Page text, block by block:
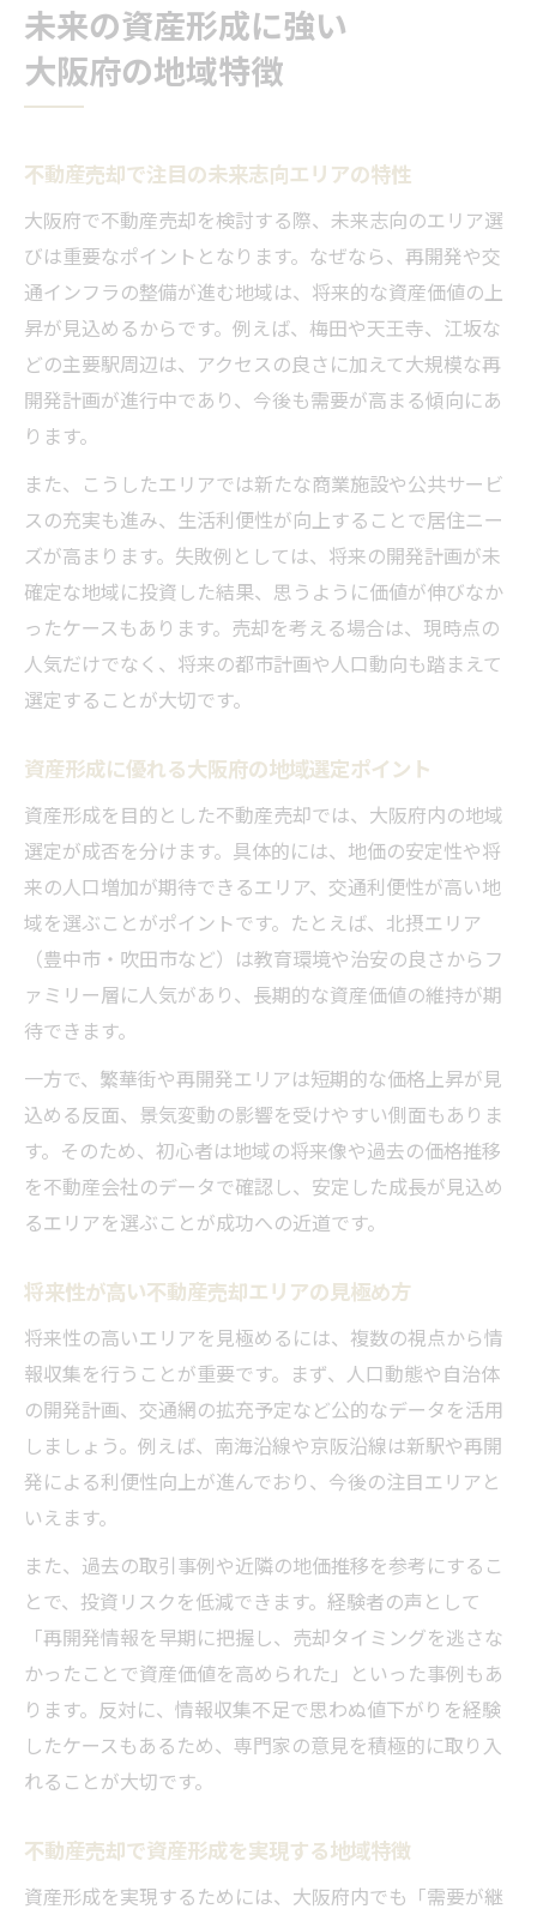
未来の資産形成に強い
大阪府の地域特徴
不動産売却で注目の未来志向エリアの特性
大阪府で不動産売却を検討する際、未来志向のエリア選
びは重要なポイントとなります。なぜなら、再開発や交
通インフラの整備が進む地域は、将来的な資産価値の上
昇が見込めるからです。例えば、梅田や天王寺、江坂な
どの主要駅周辺は、アクセスの良さに加えて大規模な再
開発計画が進行中であり、今後も需要が高まる傾向にあ
ります。
また、こうしたエリアでは新たな商業施設や公共サービ
スの充実も進み、生活利便性が向上することで居住ニー
ズが高まります。失敗例としては、将来の開発計画が未
確定な地域に投資した結果、思うように価値が伸びなか
ったケースもあります。売却を考える場合は、現時点の
人気だけでなく、将来の都市計画や人口動向も踏まえて
選定することが大切です。
資産形成に優れる大阪府の地域選定ポイント
資産形成を目的とした不動産売却では、大阪府内の地域
選定が成否を分けます。具体的には、地価の安定性や将
来の人口増加が期待できるエリア、交通利便性が高い地
域を選ぶことがポイントです。たとえば、北摂エリア
（豊中市・吹田市など）は教育環境や治安の良さからフ
ァミリー層に人気があり、長期的な資産価値の維持が期
待できます。
一方で、繁華街や再開発エリアは短期的な価格上昇が見
込める反面、景気変動の影響を受けやすい側面もありま
す。そのため、初心者は地域の将来像や過去の価格推移
を不動産会社のデータで確認し、安定した成長が見込め
るエリアを選ぶことが成功への近道です。
将来性が高い不動産売却エリアの見極め方
将来性の高いエリアを見極めるには、複数の視点から情
報収集を行うことが重要です。まず、人口動態や自治体
の開発計画、交通網の拡充予定など公的なデータを活用
しましょう。例えば、南海沿線や京阪沿線は新駅や再開
発による利便性向上が進んでおり、今後の注目エリアと
いえます。
また、過去の取引事例や近隣の地価推移を参考にするこ
とで、投資リスクを低減できます。経験者の声として
「再開発情報を早期に把握し、売却タイミングを逃さな
かったことで資産価値を高められた」といった事例もあ
ります。反対に、情報収集不足で思わぬ値下がりを経験
したケースもあるため、専門家の意見を積極的に取り入
れることが大切です。
不動産売却で資産形成を実現する地域特徴
資産形成を実現するためには、大阪府内でも「需要が継